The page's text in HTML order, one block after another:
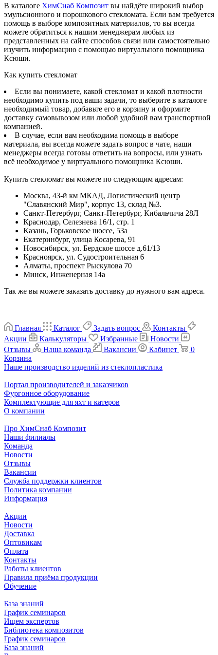
В каталоге ХимСнаб Композит вы найдёте широкий выбор
эмульсионного и порошкового стекломата. Если вам требуется
помощь в выборе композитных материалов, то вы всегда
можете обратиться к нашим менеджерам любых из
представленных на сайте способов связи или самостоятельно
изучить информацию с помощью виртуального помощника
Ксюши.
Как купить стекломат
Если вы понимаете, какой стекломат и какой плотности
необходимо купить под ваши задачи, то выберите в каталоге
необходимый товар, добавьте его в корзину и оформите
доставку самовывозом или любой удобной вам транспортной
компанией.
В случае, если вам необходима помощь в выборе
материала, вы всегда можете задать вопрос в чате, наши
менеджеры всегда готовы ответить на вопросы, или узнать
всё необходимое у виртуального помощника Ксюши.
Купить стекломат вы можете по следующим адресам:
Москва, 43-й км МКАД, Логистический центр
"Славянский Мир", корпус 13, склад №3.
Санкт-Петербург, Санкт-Петербург, Кибальчича 28Л
Краснодар, Селезнева 16/1, стр. 1
Казань, Горьковское шоссе, 53а
Екатеринбург, улица Косарева, 91
Новосибирск, ул. Бердское шоссе д.61/13
Красноярск, ул. Судостроительная 6
Алматы, проспект Рыскулова 70
Минск, Инженерная 14а
Так же вы можете заказать доставку до нужного вам адреса.
Главная Каталог Задать вопрос
Контакты
Акции
Калькуляторы Избранные
Новости
Отзывы
Наша команда Вакансии Кабинет
0
Корзина
Наше производство изделий из стеклопластика
Портал производителей и заказчиков
Фургонное оборудование
Комплектующие для яхт и катеров
О компании
Про ХимСнаб Композит
Наши филиалы
Команда
Новости
Отзывы
Вакансии
Служба поддержки клиентов
Политика компании
Информация
Акции
Новости
Доставка
Оптовикам
Оплата
Контакты
Работы клиентов
Правила приёма продукции
Обучение
База знаний
График семинаров
Ищем экспертов
Библиотека композитов
График семинаров
База знаний